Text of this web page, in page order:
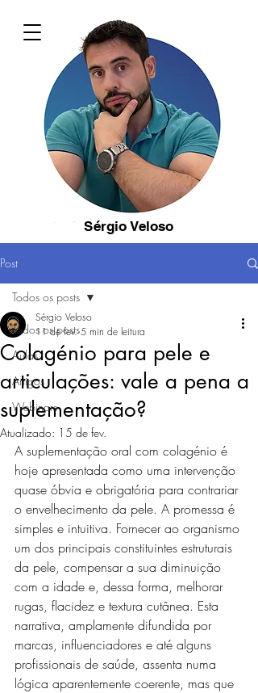
Sérgio Veloso
Post
Todos os posts
Aulas
Artigos
Webinars
Todos os posts
Colagénio para pele e
articulações: vale a pena a
suplementação?
Sérgio Veloso
11 de fev. 5 min de leitura
Atualizado: 15 de fev.
A suplementação oral com colagénio é
hoje apresentada como uma intervenção
quase óbvia e obrigatória para contrariar
o envelhecimento da pele. A promessa é
simples e intuitiva. Fornecer ao organismo
um dos principais constituintes estruturais
da pele, compensar a sua diminuição
com a idade e, dessa forma, melhorar
rugas, flacidez e textura cutânea. Esta
narrativa, amplamente difundida por
marcas, influenciadores e até alguns
profissionais de saúde, assenta numa
lógica aparentemente coerente, mas que